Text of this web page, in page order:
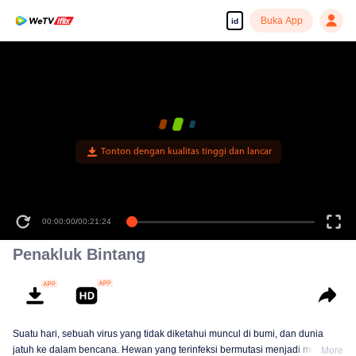
id Buka App
Tonton dengan kualitas tinggi dan lancar
00:00:00/00:21:24
Penakluk Bintang
Suatu hari, sebuah virus yang tidak diketahui muncul di bumi, dan dunia
jatuh ke dalam bencana. Hewan yang terinfeksi bermutasi menjadi monster
More